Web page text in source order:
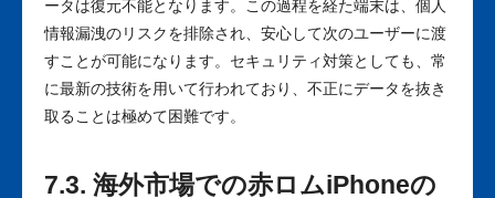
ータは復元不能となります。この過程を経た端末は、個人
情報漏洩のリスクを排除され、安心して次のユーザーに渡
すことが可能になります。セキュリティ対策としても、常
に最新の技術を用いて行われており、不正にデータを抜き
取ることは極めて困難です。
7.3. 海外市場での赤ロムiPhoneの